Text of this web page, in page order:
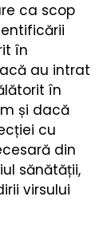
ca scop
în
au intrat
în
și dacă
cu
din
sănătății,
virsului